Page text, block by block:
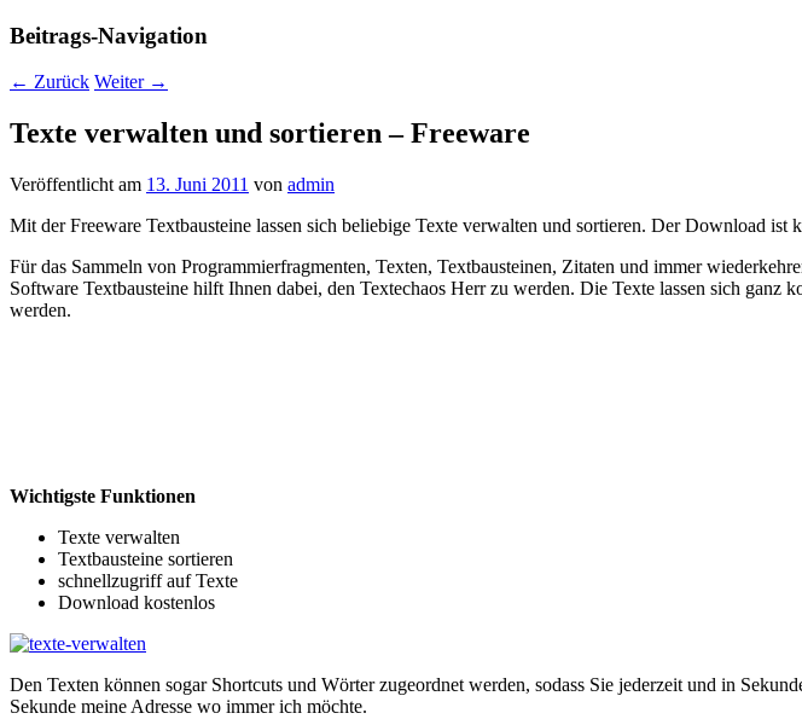
Beitrags-Navigation
← Zurück Weiter →
Texte verwalten und sortieren – Freeware
Veröffentlicht am 13. Juni 2011 von admin
Mit der Freeware Textbausteine lassen sich beliebige Texte verwalten und sortieren. Der Download ist
Für das Sammeln von Programmierfragmenten, Texten, Textbausteinen, Zitaten und immer
Software Textbausteine hilft Ihnen dabei, den Textechaos Herr zu werden. Die Texte lassen sich
werden.
Wichtigste Funktionen
Texte verwalten
Textbausteine sortieren
schnellzugriff auf Texte
Download kostenlos
Den Texten können sogar Shortcuts und Wörter zugeordnet werden, sodass Sie jederzeit und in
Sekunde meine Adresse wo immer ich möchte.